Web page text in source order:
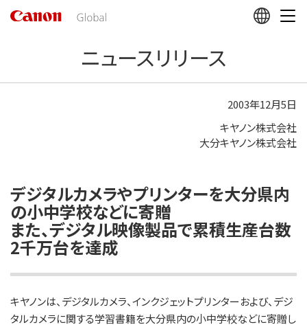
の
ニュースリリース
2003年12月5日
キヤノン株式会社
大分キヤノン株式会社
デジタルカメラやプリンターを大分県内
の小中学校などに寄贈
また、デジタル映像製品で累積生産台数
2千万台を達成
キヤノンは、デジタルカメラ、インクジェットプリンターおよび、デジ
タルカメラに関する学習書籍を大分県内の小中学校などに寄贈し